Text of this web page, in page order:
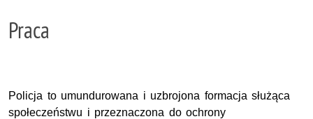
Praca
Policja to umundurowana i uzbrojona formacja służąca
społeczeństwu i przeznaczona do ochrony